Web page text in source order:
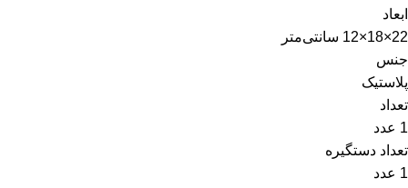
ابعاد
22×18×12 سانتی‌متر
جنس
پلاستیک
تعداد
1 عدد
تعداد دستگیره
1 عدد